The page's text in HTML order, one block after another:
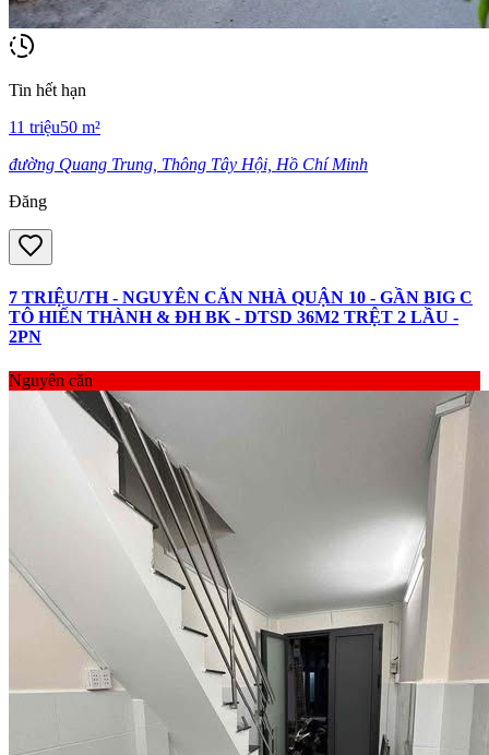
Tin hết hạn
11 triệu50 m²
đường Quang Trung, Thông Tây Hội, Hồ Chí Minh
Đăng
7 TRIỆU/TH - NGUYÊN CĂN NHÀ QUẬN 10 - GẦN BIG C
TÔ HIẾN THÀNH & ĐH BK - DTSD 36M2 TRỆT 2 LẦU -
2PN
Nguyên căn